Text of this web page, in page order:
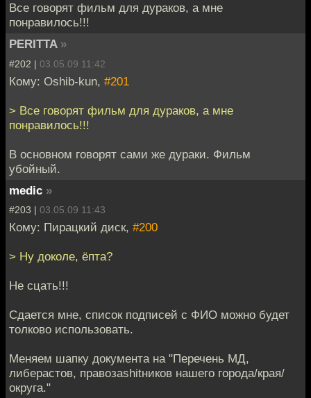
Все говорят фильм для дураков, а мне
понравилось!!!
PERITTA »
#202 | 03.05.09 11:42
Кому: Oshib-kun, #201
> Все говорят фильм для дураков, а мне
понравилось!!!
В основном говорят сами же дураки. Фильм
убойный.
medic »
#203 | 03.05.09 11:43
Кому: Пирацкий диск, #200
> Ну доколе, ёпта?
Не сцать!!!
Сдается мне, список подписей с ФИО можно будет
толково использовать.
Меняем шапку документа на "Перечень МД,
либерастов, правозаshitников нашего города/края/
округа."